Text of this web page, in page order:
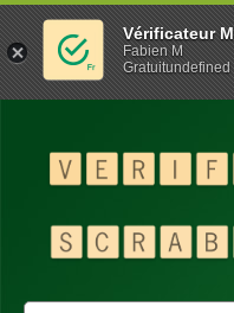
Vérificateur
Fabien M
Gratuitundefined